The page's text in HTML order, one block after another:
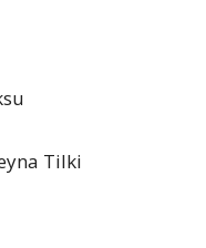
Tilki